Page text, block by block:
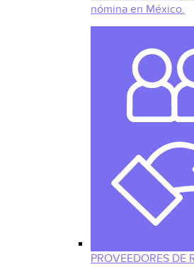
nómina en México.
PROVEEDORES DE